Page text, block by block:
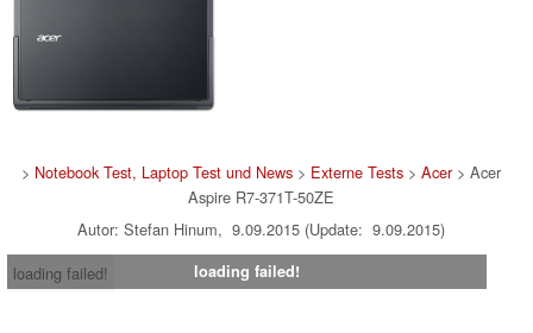
> Notebook Test, Laptop Test und News> Externe Tests> Acer> Acer
Aspire R7-371T-50ZE
Autor: Stefan Hinum, 9.09.2015 (Update: 9.09.2015)
loading failed!
loading failed!